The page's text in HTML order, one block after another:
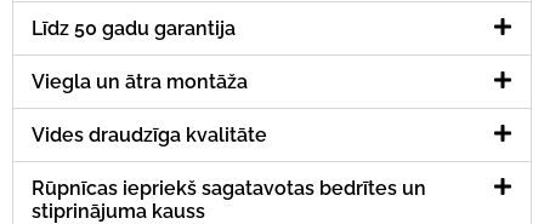
Līdz 50 gadu garantija
Viegla un ātra montāža
Vides draudzīga kvalitāte
Rūpnīcas iepriekš sagatavotas bedrītes un
stiprinājuma kauss